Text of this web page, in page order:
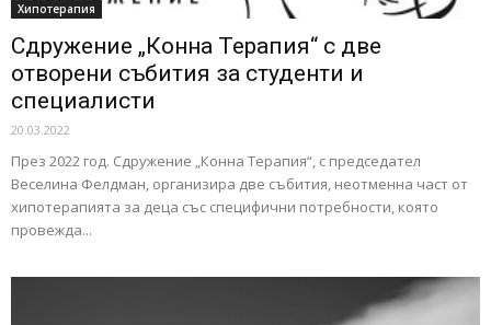
Хипотерапия
Сдружение „Конна Терапия“ с две
отворени събития за студенти и
специалисти
20.03.2022
През 2022 год. Сдружение „Конна Терапия“, с председател
Веселина Фелдман, организира две събития, неотменна част от
хипотерапията за деца със специфични потребности, която
провежда...